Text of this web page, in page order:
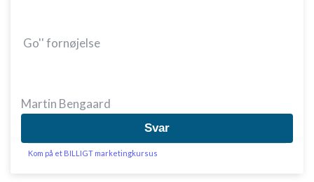
Go'' fornøjelse
Martin Bengaard
Svar
Kom på et BILLIGT marketingkursus